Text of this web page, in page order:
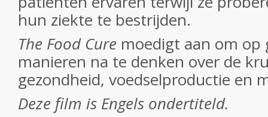
hun ziekte te bestrijden.
The Food Cure moedigt aan om op
manieren na te denken over de
gezondheid, voedselproductie en
Deze film is Engels ondertiteld.